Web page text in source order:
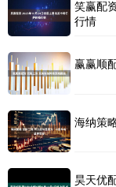
笑赢配
行情
赢赢顺
海纳策
昊天优